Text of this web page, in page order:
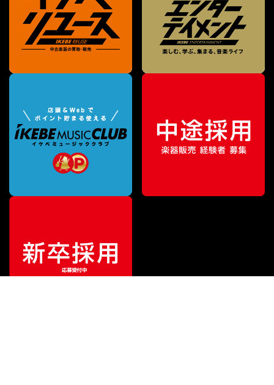
販売価格¥ 5,203（税込）
¥2,291（税込）